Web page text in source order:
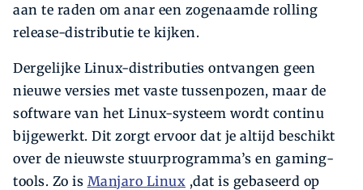
aan te raden om anar een zogenaamde rolling
release-distributie te kijken.
Dergelijke Linux-distributies ontvangen geen
nieuwe versies met vaste tussenpozen, maar de
software van het Linux-systeem wordt continu
bijgewerkt. Dit zorgt ervoor dat je altijd beschikt
over de nieuwste stuurprogramma’s en gaming-
tools. Zo is Manjaro Linux ,dat is gebaseerd op